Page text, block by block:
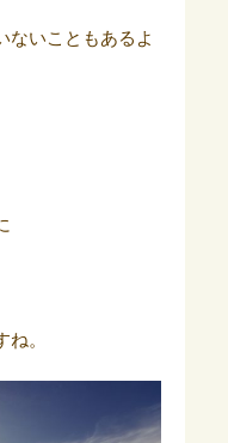
ないこともあるよ
。